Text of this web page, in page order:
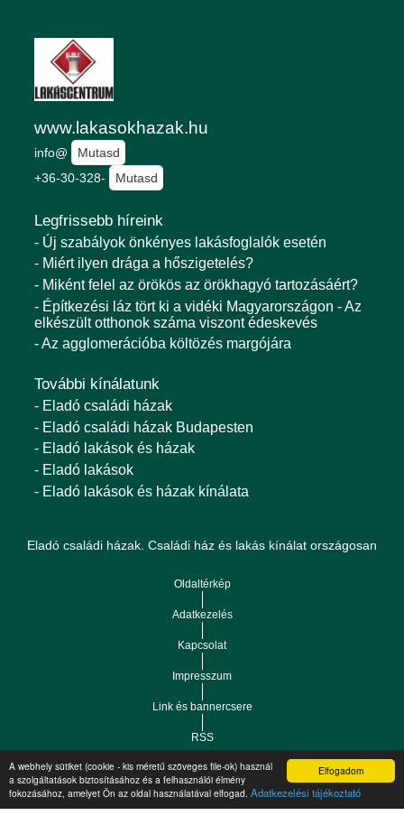
Elfogadom
A webhely sütiket (cookie - kis méretű szöveges file-ok) használ
a szolgáltatások biztosításához és a felhasználói élmény
fokozásához, amelyet Ön az oldal használatával elfogad. Adatkezelési tájékoztató
www.lakasokhazak.hu
info@
Mutasd
+36-30-328-
Mutasd
Legfrissebb híreink
- Új szabályok önkényes lakásfoglalók esetén
- Miért ilyen drága a hőszigetelés?
- Miként felel az örökös az örökhagyó tartozásáért?
- Építkezési láz tört ki a vidéki Magyarországon - Az
elkészült otthonok száma viszont édeskevés
- Az agglomerációba költözés margójára
További kínálatunk
- Eladó családi házak
- Eladó családi házak Budapesten
- Eladó lakások és házak
- Eladó lakások
- Eladó lakások és házak kínálata
Eladó családi házak. Családi ház és lakás kínálat országosan
Oldaltérkép
Adatkezelés
Kapcsolat
Impresszum
Link és bannercsere
RSS
Copyright © 2021.Vár-Köz Kft. - Ingatlan nyilvántartó, ügyviteli és
adminisztrációs szoftver